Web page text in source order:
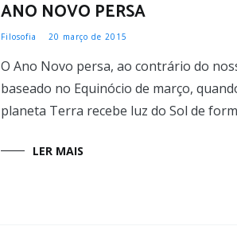
ANO NOVO PERSA
Filosofia 20 março de 2015
O Ano Novo persa, ao contrário do
baseado no Equinócio de março,
planeta Terra recebe luz do Sol de
LER MAIS